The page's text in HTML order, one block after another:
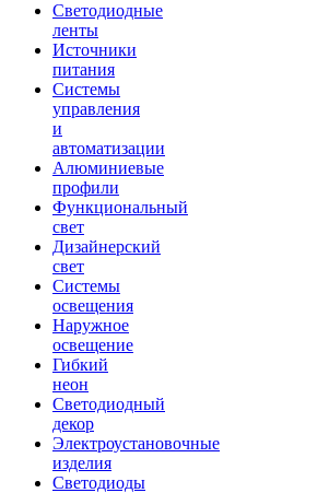
Светодиодные
ленты
Источники
питания
Системы
управления
и
автоматизации
Алюминиевые
профили
Функциональный
свет
Дизайнерский
свет
Системы
освещения
Наружное
освещение
Гибкий
неон
Светодиодный
декор
Электроустановочные
изделия
Светодиоды